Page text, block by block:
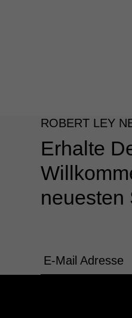
ROBERT LEY
Erhalte
neuesten
E-Mail Adresse